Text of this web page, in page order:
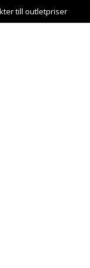
till outletpriser